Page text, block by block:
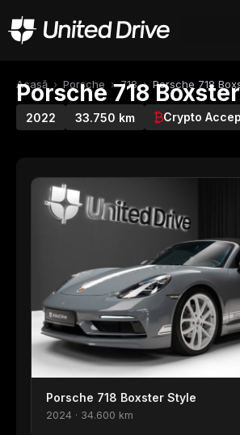
Acasă › Porsche › 718 › Porsche 718
Porsche 718 Boxster
2022 33.750 km Crypto
Porsche 718 Boxster Style
2024 · 34.600 km